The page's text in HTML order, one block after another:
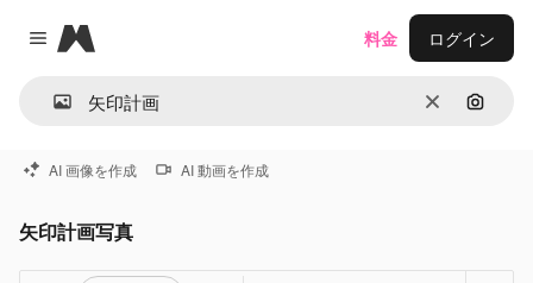
Close menu
Magnific
消去 画像で
料金 ログイン
AI 画像を作成 AI 動画を作成
矢印計画写真